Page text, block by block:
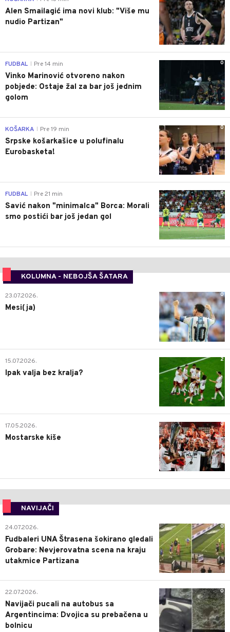
Alen Smailagić ima novi klub: "Više mu
nudio Partizan"
0
FUDBAL Pre 14 min
Vinko Marinović otvoreno nakon
pobjede: Ostaje žal za bar još jednim
golom
0
KOŠARKA Pre 19 min
Srpske košarkašice u polufinalu
Eurobasketa!
0
FUDBAL Pre 21 min
Savić nakon "minimalca" Borca: Morali
smo postići bar još jedan gol
KOLUMNA - NEBOJŠA ŠATARA
0
23.07.2026.
Mesi(ja)
2
15.07.2026.
Ipak valja bez kralja?
0
17.05.2026.
Mostarske kiše
NAVIJAČI
0
24.07.2026.
Fudbaleri UNA Štrasena šokirano gledali
Grobare: Nevjerovatna scena na kraju
utakmice Partizana
0
22.07.2026.
Navijači pucali na autobus sa
Argentincima: Dvojica su prebačena u
bolnicu